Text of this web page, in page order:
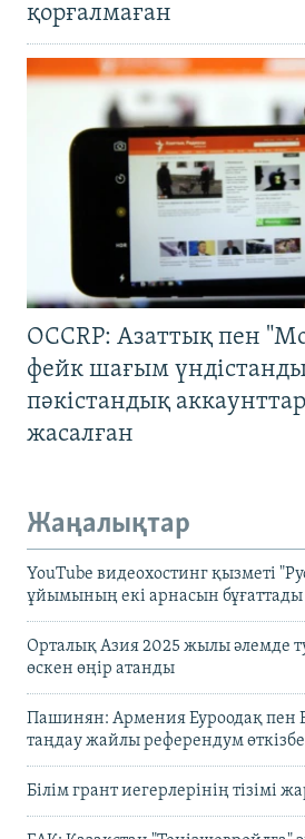
қорғалмаған
OCCRP: Азаттық пен
фейк шағым
пәкістандық
жасалған
Жаңалықтар
YouTube видеохостинг қызметі
ұйымының екі арнасын бұғаттады
Орталық Азия 2025 жылы әлемде
өскен өңір атанды
Пашинян: Армения Еуроодақ пен
таңдау жайлы референдум
Білім грант иегерлерінің тізімі